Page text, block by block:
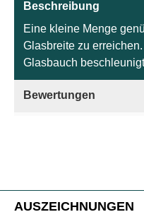
Beschreibung
Eine kleine Menge
Glasbreite zu
Glasbauch
Bewertungen
AUSZEICHNUNGEN